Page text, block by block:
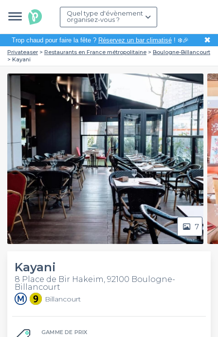
Quel type d'évènement
organisez-vous ?
Trop chaud pour faire la fête ? Réservez un bar climatisé! ❄️🎉 ✖
Privateaser Restaurants en France métropolitaine
Boulogne-Billancourt
Kayani
7
Kayani
8 Place de Bir Hakeim, 92100 Boulogne-
Billancourt
Billancourt
GAMME DE PRIX